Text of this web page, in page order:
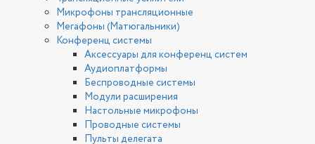
Микрофоны трансляционные
Мегафоны (Матюгальники)
Конференц системы
Аксессуары для конференц систем
Аудиоплатформы
Беспроводные системы
Модули расширения
Настольные микрофоны
Проводные системы
Пульты делегата